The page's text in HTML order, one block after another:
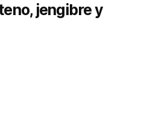
jengibre y